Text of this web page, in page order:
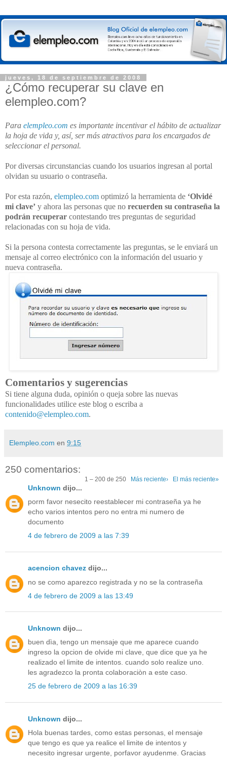
jueves, 18 de septiembre de 2008
¿Cómo recuperar su clave en
elempleo.com?
Para elempleo.com es importante incentivar el hábito de actualizar
la hoja de vida y, así, ser más atractivos para los encargados de
seleccionar el personal.
Por diversas circunstancias cuando los usuarios ingresan al portal
olvidan su usuario o contraseña.
Por esta razón, elempleo.com optimizó la herramienta de ‘Olvidé
mi clave’ y ahora las personas que no recuerden su contraseña la
podrán recuperar contestando tres preguntas de seguridad
relacionadas con su hoja de vida.
Si la persona contesta correctamente las preguntas, se le enviará un
mensaje al correo electrónico con la información del usuario y
nueva contraseña.
Comentarios y sugerencias
Si tiene alguna duda, opinión o queja sobre las nuevas
funcionalidades utilice este blog o escriba a
contenido@elempleo.com.
Elempleo.com en 9:15
250 comentarios:
1 – 200 de 250 Más reciente› El más reciente»
Unknown dijo...
porm favor nesecito reestablecer mi contraseña ya he
echo varios intentos pero no entra mi numero de
documento
4 de febrero de 2009 a las 7:39
acencion chavez dijo...
no se como aparezco registrada y no se la contraseña
4 de febrero de 2009 a las 13:49
Unknown dijo...
buen dìa, tengo un mensaje que me aparece cuando
ingreso la opcion de olvide mi clave, que dice que ya he
realizado el limite de intentos. cuando solo realize uno.
les agradezco la pronta colaboraciòn a este caso.
25 de febrero de 2009 a las 16:39
Unknown dijo...
Hola buenas tardes, como estas personas, el mensaje
que tengo es que ya realice el limite de intentos y
necesito ingresar urgente, porfavor ayudenme. Gracias